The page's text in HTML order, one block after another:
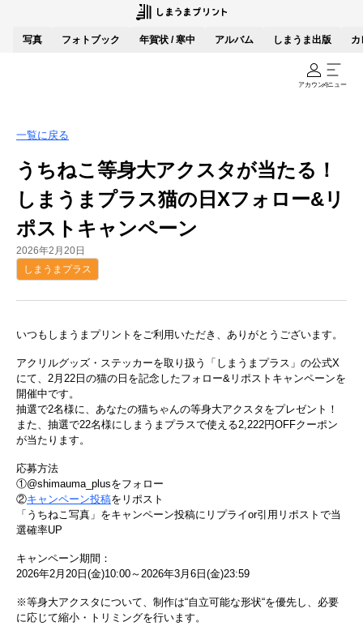
写真 フォトブック 年賀状 / 寒中 アルバム しまうま出版 カ
アカウントメニュー
一覧に戻る
うちねこ等身大アクスタが当たる！
しまうまプラス猫の日Xフォロー&リ
ポストキャンペーン
2026年2月20日
しまうまプラス
いつもしまうまプリントをご利用いただき、ありがとうございます。
アクリルグッズ・ステッカーを取り扱う「しまうまプラス」の公式X
にて、2月22日の猫の日を記念したフォロー&リポストキャンペーンを
開催中です。
抽選で2名様に、あなたの猫ちゃんの等身大アクスタをプレゼント！
また、抽選で22名様にしまうまプラスで使える2,222円OFFクーポン
が当たります。
応募方法
①@shimauma_plusをフォロー
②キャンペーン投稿をリポスト
「うちねこ写真」をキャンペーン投稿にリプライor引用リポストで当
選確率UP
キャンペーン期間：
2026年2月20日(金)10:00～2026年3月6日(金)23:59
※等身大アクスタについて、制作は“自立可能な形状“を優先し、必要
に応じて縮小・トリミングを行います。